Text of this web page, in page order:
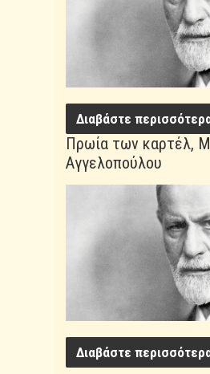
Διαβάστε
Πρωία των καρτέλ,
Αγγελοπούλου
Διαβάστε